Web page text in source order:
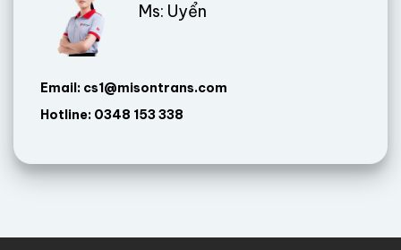
Ms: Uyển
Email: cs1@misontrans.com
Hotline: 0348 153 338